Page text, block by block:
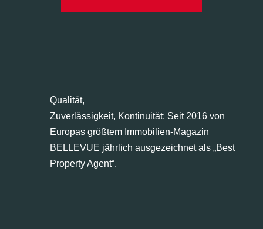
Qualität,
Zuverlässigkeit, Kontinuität: Seit 2016 von
Europas größtem Immobilien-Magazin
BELLEVUE jährlich ausgezeichnet als „Best
Property Agent“.